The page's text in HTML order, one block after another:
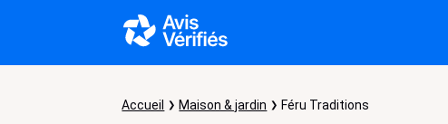
Accueil Maison & jardin Féru Traditions